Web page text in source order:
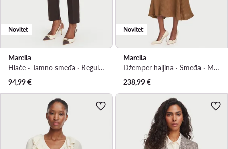
Novitet
Marella
Hlače · Tamno smeđa · Regular Fit
94,99€
Novitet
Marella
Džemper haljina · Smeđa · Midi
238,99€